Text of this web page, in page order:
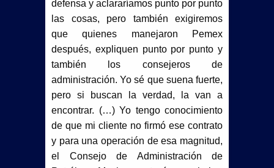
defensa y aclararíamos punto por punto
las cosas, pero también exigiremos
que quienes manejaron Pemex
después, expliquen punto por punto y
también los consejeros de
administración. Yo sé que suena fuerte,
pero si buscan la verdad, la van a
encontrar. (…) Yo tengo conocimiento
de que mi cliente no firmó ese contrato
y para una operación de esa magnitud,
el Consejo de Administración de